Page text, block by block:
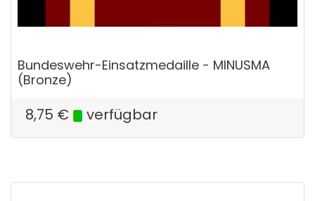
Bundeswehr-Einsatzmedaille - MINUSMA
(Bronze)
8,75 € verfügbar